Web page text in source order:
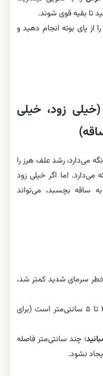
تا بقیه قوی شوند.
از پای بوته انجام دهید و
زود، خیلی
می‌دارد، رشد علف هرز را
اما اگر خیلی زود
بچسبد، می‌تواند
سرمای شدید کمتر شد،
ضخامت مناسب معمولا ۳ تا ۵ سانتی‌متر است (برای
؛ چند سانتی‌متر فاصله
نشود.